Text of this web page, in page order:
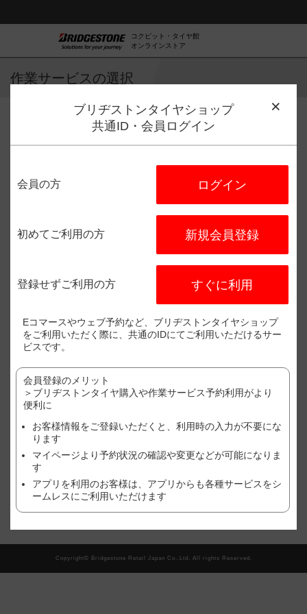
コクピット・タイヤ館
オンラインストア
作業サービスの選択
〒135-0051 東京都江東
03-5665-6985
※表示価格はあくまで目安となります。
※店別、車種、サイズ別に価格が異なります。
※ご利用店舗でのご購入状況(追加作業や、廃タイヤ処理やゴムバルブ
さい。
※作業店舗以外で購入されたタイヤの場合は、作業料金が異なる場合
がございます。詳しくは、店舗にてご確認ください。
※おクルマ、タイヤ、ホイール等の状態により、作業をお断りする場
現在、この店舗では順番待ち予約を受け付けておりません。
翌日以降の予約をご希望の方はこちら
ブリヂストンタイヤショップ
共通ID・会員ログイン
会員の方 ログイン
初めてご利用の方 新規会員登録
登録せずご利用の方 すぐに利用
Eコマースやウェブ予約など、ブリヂストンタイヤショップ
をご利用いただく際に、共通のIDにてご利用いただけるサー
ビスです。
会員登録のメリット
＞ブリヂストンタイヤ購入や作業サービス予約利用がより
便利に
お客様情報をご登録いただくと、利用時の入力が不要にな
ります
マイページより予約状況の確認や変更などが可能になりま
す
アプリを利用のお客様は、アプリからも各種サービスをシ
ームレスにご利用いただけます
Copyright© Bridgestone Retail Japan Co.,Ltd. All rights Reserved.